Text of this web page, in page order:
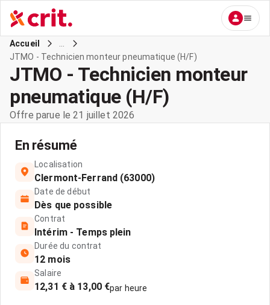
Accueil
JTMO - Technicien monteur pneumatique (H/F)
JTMO - Technicien monteur
pneumatique (H/F)
Offre parue le 21 juillet 2026
En résumé
Localisation
Clermont-Ferrand (63000)
Date de début
Dès que possible
Contrat
Intérim - Temps plein
Durée du contrat
12 mois
Salaire
12,31 € à 13,00 €par heure